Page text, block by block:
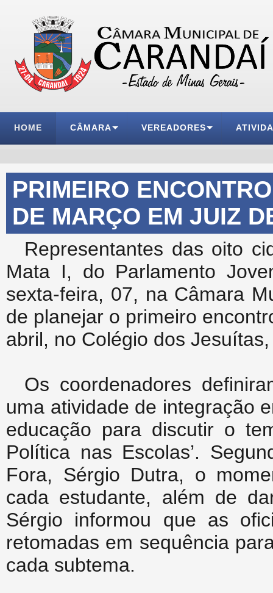
HOME CÂMARA VEREADORES
PRIMEIRO
DE MARÇO EM JUIZ
Representantes das oito
Mata I, do Parlamento
sexta-feira, 07, na Câmara
de planejar o primeiro
abril, no Colégio dos
Os coordenadores
uma atividade de integração
educação para discutir o
Política nas Escolas’.
Fora, Sérgio Dutra, o
cada estudante, além de
Sérgio informou que as
retomadas em sequência
cada subtema.